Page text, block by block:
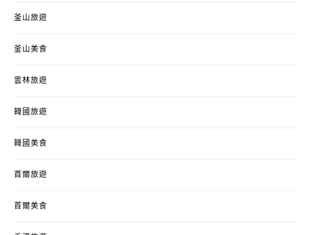
釜山旅遊
釜山美食
雲林旅遊
韓國旅遊
韓國美食
首爾旅遊
首爾美食